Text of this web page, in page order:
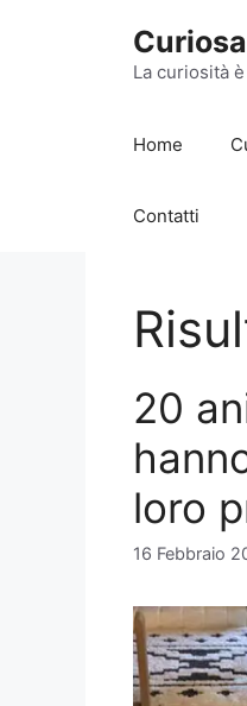
La curiosità
Home
Contatti
20
loro
16 Febbraio